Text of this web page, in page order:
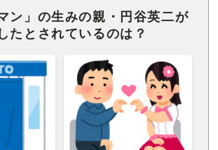
ン」の生みの親・円谷英二が
たとされているのは？